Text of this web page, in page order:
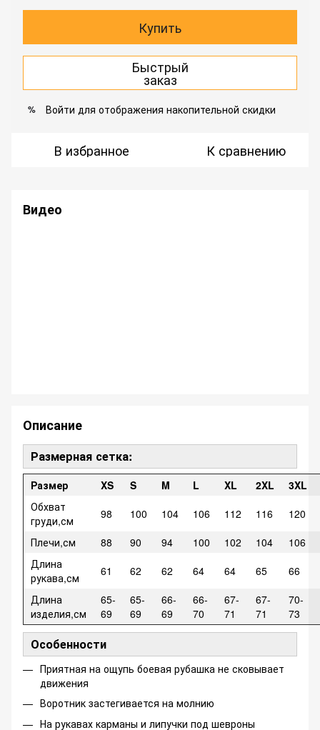
Купить
Быстрый
заказ
% Войти для отображения накопительной скидки
В избранное К сравнению
Видео
Описание
Размерная сетка:
Размер XS S M L XL 2XL
3XL
Обхват
груди,см
98 100 104 106 112 116
120
Плечи,см
88 90 94 100 102 104
106
Длина
рукава,см
61 62 62 64 64 65
66
Длина
изделия,см
65-
69
65-
69
66-
69
66-
70
67-
71
67-
71
70-
73
Особенности
Приятная на ощупь боевая рубашка не сковывает
движения
Воротник застегивается на молнию
На рукавах карманы и липучки под шевроны